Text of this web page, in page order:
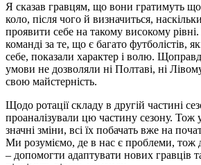
Я сказав гравцям, що вони гратимуть
коло, після чого й визначиться,
проявити себе на такому високому
команді за те, що є багато футболістів,
себе, показали характер і волю.
умови не дозволяли ні Полтаві, ні
свою майстерність.
Щодо ротації складу в другій частині
проаналізували цю частину сезону. Тож
значні зміни, всі їх побачать вже на
Ми розуміємо, де в нас є проблеми, тож
– допомогти адаптувати нових гравців